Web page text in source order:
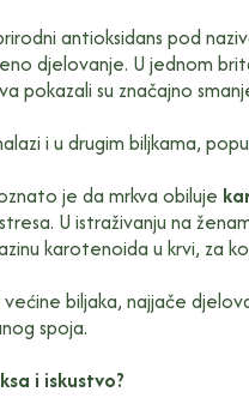
antioksidans pod
djelovanje. U jednom
pokazali su značajno
i u drugim biljkama,
je da mrkva obiluje
U istraživanju na
karotenoida u krvi, za
biljaka, najjače
spoja.
i iskustvo?